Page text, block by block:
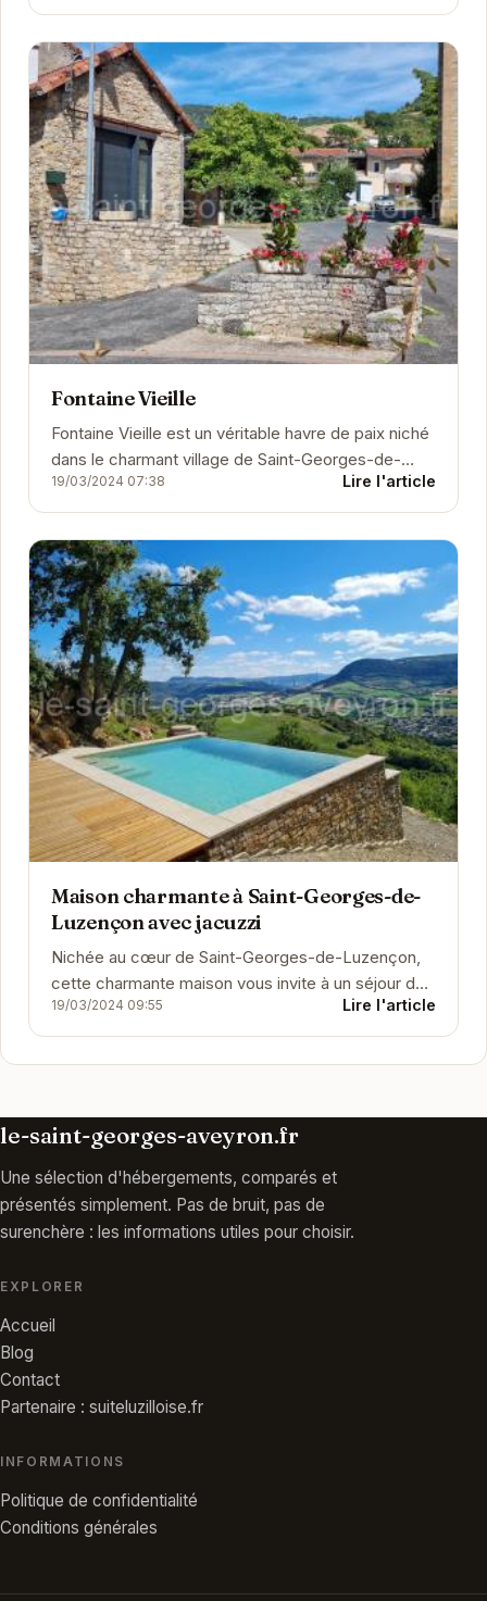
Fontaine Vieille
Fontaine Vieille est un véritable havre de paix niché
dans le charmant village de Saint-Georges-de-
Luzençon. L'établissement propose des
chambres...
19/03/2024 07:38 Lire l'article
Maison charmante à Saint-Georges-de-
Luzençon avec jacuzzi
Nichée au cœur de Saint-Georges-de-Luzençon,
cette charmante maison vous invite à un séjour de
détente et de découverte. Son jacuzzi privé...
19/03/2024 09:55 Lire l'article
le-saint-georges-aveyron.fr
Une sélection d'hébergements, comparés et
présentés simplement. Pas de bruit, pas de
surenchère : les informations utiles pour choisir.
EXPLORER
Accueil
Blog
Contact
Partenaire : suiteluzilloise.fr
INFORMATIONS
Politique de confidentialité
Conditions générales